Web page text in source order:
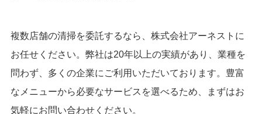
複数店舗の清掃を委託するなら、株式会社アーネストに
お任せください。弊社は20年以上の実績があり、業種を
問わず、多くの企業にご利用いただいております。豊富
なメニューから必要なサービスを選べるため、まずはお
気軽にお問い合わせください。